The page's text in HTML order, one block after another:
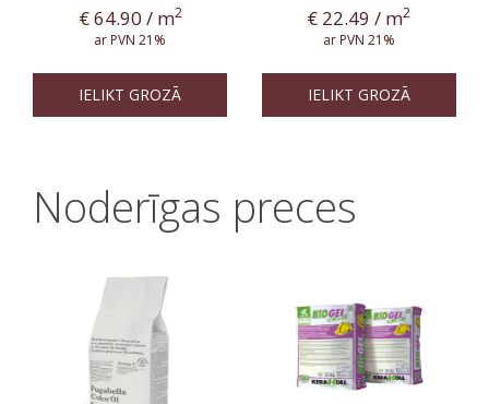
€64.90 / m2
ar PVN 21%
IELIKT GROZĀ
€ 22.49 / m2
ar PVN 21%
IELIKT GROZĀ
Noderīgas preces